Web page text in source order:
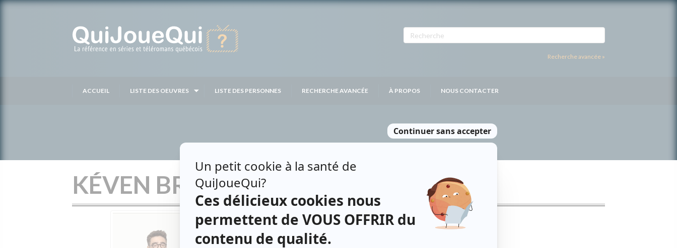
Recherche avancée »
ACCUEIL LISTE DES OEUVRES LISTE DES PERSONNES RECHERCHE AVANCÉE À PROPOS NOUS CONTACTER
KÉVEN BRETON
Contributions
Le pacte Auteur